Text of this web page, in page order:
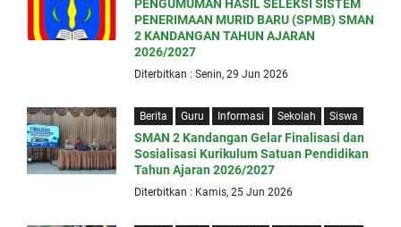
PENGUMUMAN HASIL SELEKSI SISTEM
PENERIMAAN MURID BARU (SPMB) SMAN
2 KANDANGAN TAHUN AJARAN
2026/2027
Diterbitkan : Senin, 29 Jun 2026
Berita Guru Informasi Sekolah Siswa
SMAN 2 Kandangan Gelar Finalisasi dan
Sosialisasi Kurikulum Satuan Pendidikan
Tahun Ajaran 2026/2027
Diterbitkan : Kamis, 25 Jun 2026